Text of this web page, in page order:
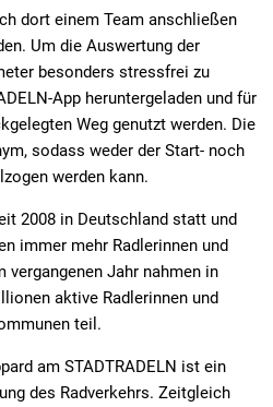
dort einem Team anschließen
Um die Auswertung der
besonders stressfrei zu
App heruntergeladen und für
Weg genutzt werden. Die
sodass weder der Start- noch
werden kann.
2008 in Deutschland statt und
immer mehr Radlerinnen und
vergangenen Jahr nahmen in
aktive Radlerinnen und
teil.
am STADTRADELN ist ein
des Radverkehrs. Zeitgleich